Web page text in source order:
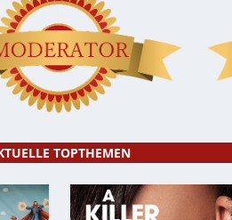
TOPTHEMEN